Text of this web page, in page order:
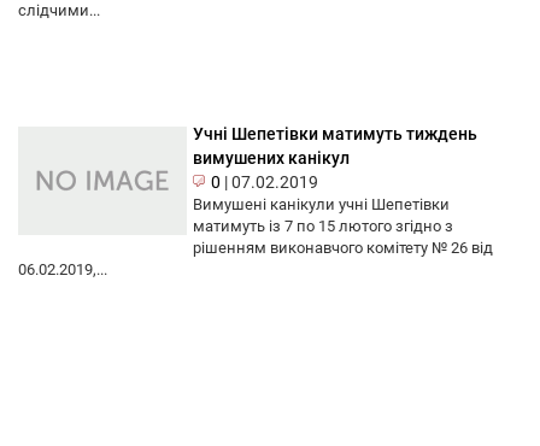
слідчими...
Учні Шепетівки матимуть тиждень
вимушених канікул
0 |07.02.2019
Вимушені канікули учні Шепетівки
матимуть із 7 по 15 лютого згідно з
рішенням виконавчого комітету № 26 від
06.02.2019,...